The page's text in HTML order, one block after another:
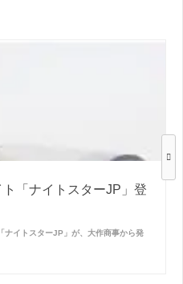
「ナイトスターJP」登
ナイトスターJP」が、大作商事から発